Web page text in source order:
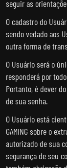
seguir as
O cadastro do
sendo vedado aos
outra forma de
O Usuário será o
responderá por
Portanto, é dever
de sua senha.
O Usuário está
GAMING sobre o
autorizado de sua
segurança de seu